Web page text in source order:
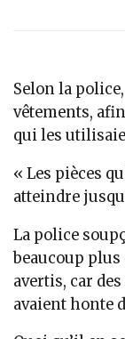
Selon la
vêtements,
qui les
« Les pièces
atteindre
La police
beaucoup plus
avertis, car
avaient honte